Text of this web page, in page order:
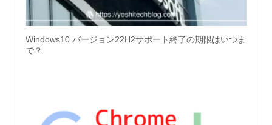
Windows10 バージョン22H2サポート終了の期限はいつま
で？